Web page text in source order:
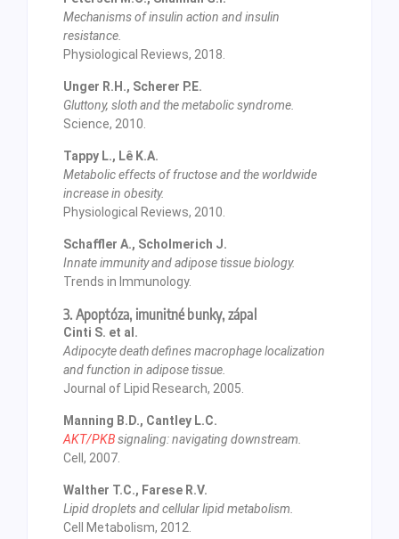
Mechanisms of insulin action and insulin
resistance.
Physiological Reviews, 2018.
Unger R.H., Scherer P.E.
Gluttony, sloth and the metabolic syndrome.
Science, 2010.
Tappy L., Lê K.A.
Metabolic effects of fructose and the worldwide
increase in obesity.
Physiological Reviews, 2010.
Schaffler A., Scholmerich J.
Innate immunity and adipose tissue biology.
Trends in Immunology.
3. Apoptóza, imunitné bunky, zápal
Cinti S. et al.
Adipocyte death defines macrophage localization
and function in adipose tissue.
Journal of Lipid Research, 2005.
Manning B.D., Cantley L.C.
AKT/PKBsignaling: navigating downstream.
Cell, 2007.
Walther T.C., Farese R.V.
Lipid droplets and cellular lipid metabolism.
Cell Metabolism, 2012.